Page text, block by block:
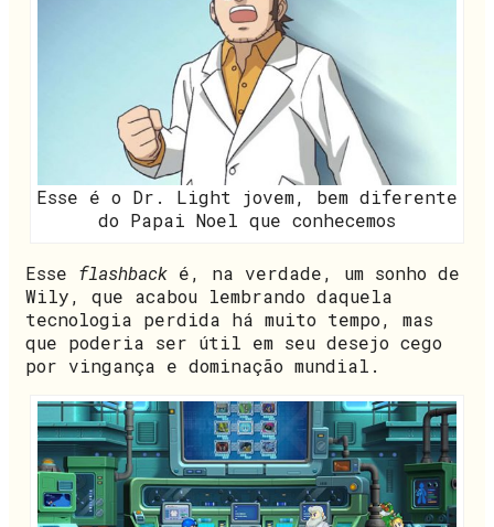
Esse é o Dr. Light jovem, bem diferente
do Papai Noel que conhecemos
Esse flashback é, na verdade, um sonho de
Wily, que acabou lembrando daquela
tecnologia perdida há muito tempo, mas
que poderia ser útil em seu desejo cego
por vingança e dominação mundial.